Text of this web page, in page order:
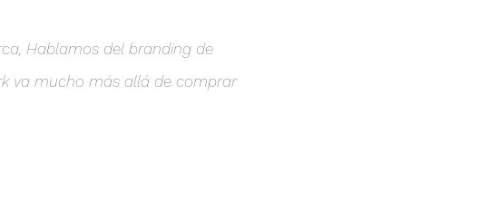
Hablamos del branding de
va mucho más allá de comprar